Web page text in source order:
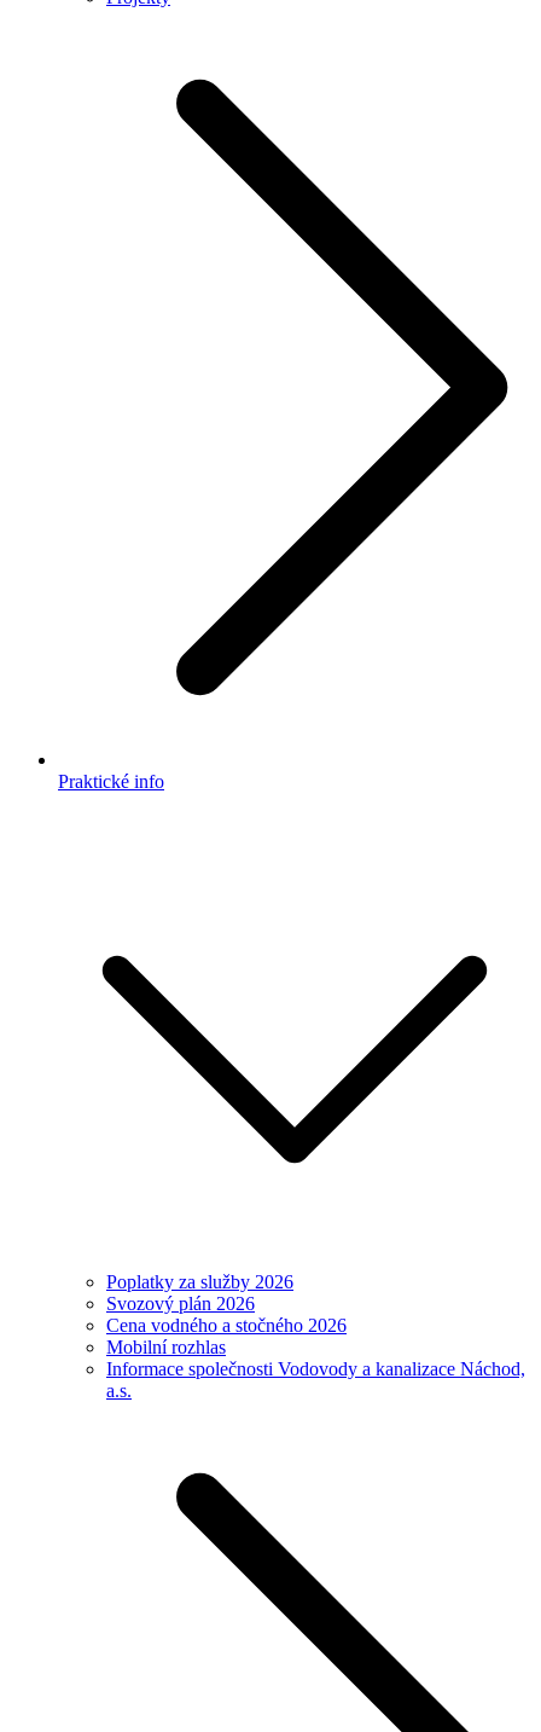
Praktické info
Poplatky za služby 2026
Svozový plán 2026
Cena vodného a stočného 2026
Mobilní rozhlas
Informace společnosti Vodovody a kanalizace Náchod,
a.s.